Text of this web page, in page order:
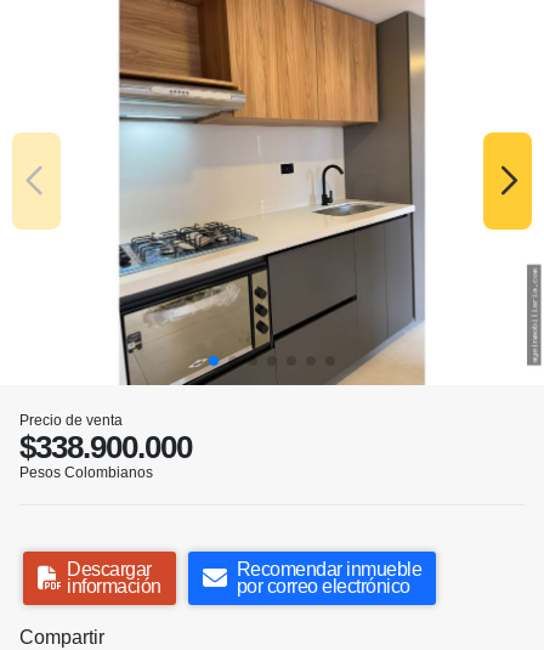
Precio de venta
$338.900.000
Pesos Colombianos
Descargar
información
Recomendar inmueble
por correo electrónico
Compartir